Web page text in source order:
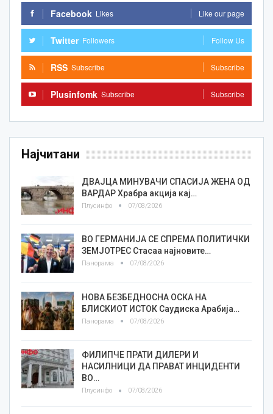
Facebook Likes Like our page
Twitter Followers Follow Us
RSS Subscribe Subscribe
Plusinfomk Subscribe Subscribe
Најчитани
ДВАЈЦА МИНУВАЧИ СПАСИЈА ЖЕНА ОД
ВАРДАР Храбра акција кај…
Плусинфо 07/08/2026
ВО ГЕРМАНИЈА СЕ СПРЕМА ПОЛИТИЧКИ
ЗЕМЈОТРЕС Стасаа најновите…
Панорама 07/08/2026
НОВА БЕЗБЕДНОСНА ОСКА НА
БЛИСКИОТ ИСТОК Саудиска Арабија…
Панорама 07/08/2026
ФИЛИПЧЕ ПРАТИ ДИЛЕРИ И
НАСИЛНИЦИ ДА ПРАВАТ ИНЦИДЕНТИ
ВО…
Плусинфо 07/08/2026